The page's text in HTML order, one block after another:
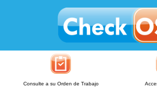
Consulte a su Orden de Trabajo